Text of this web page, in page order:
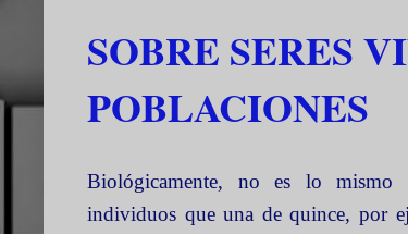
SOBRE SERES
POBLACIONES
Biológicamente, no es lo mismo
individuos que una de quince, por